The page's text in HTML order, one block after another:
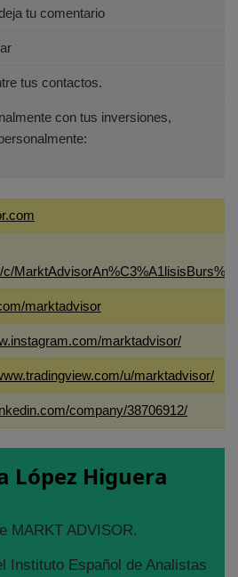
tu comentario
tus contactos.
con tus inversiones,
marktadvisor
marktadvisor/
u/marktadvisor/
company/38706912/
López Higuera
MARKT ADVISOR.
Instituto Español de Analistas